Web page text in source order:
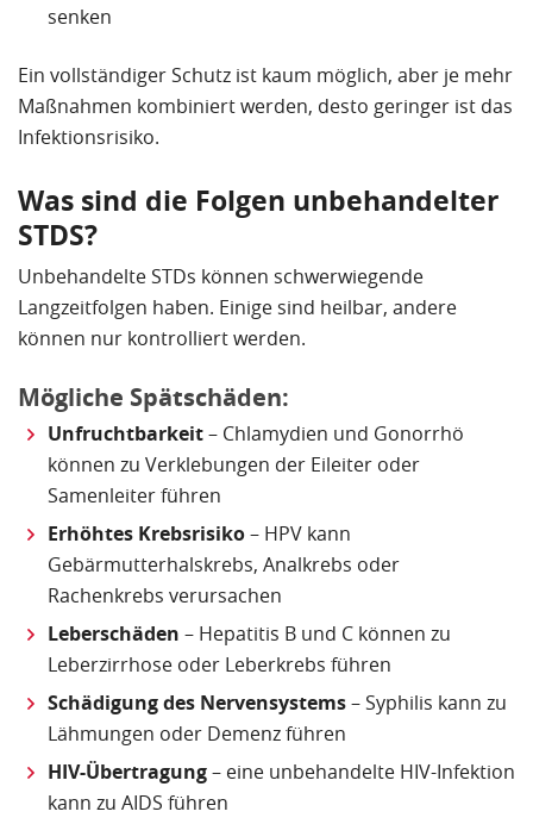
senken
Ein vollständiger Schutz ist kaum möglich, aber je mehr
Maßnahmen kombiniert werden, desto geringer ist das
Infektionsrisiko.
Was sind die Folgen unbehandelter
STDS?
Unbehandelte STDs können schwerwiegende
Langzeitfolgen haben. Einige sind heilbar, andere
können nur kontrolliert werden.
Mögliche Spätschäden:
Unfruchtbarkeit– Chlamydien und Gonorrhö
können zu Verklebungen der Eileiter oder
Samenleiter führen
Erhöhtes Krebsrisiko– HPV kann
Gebärmutterhalskrebs, Analkrebs oder
Rachenkrebs verursachen
Leberschäden – Hepatitis B und C können zu
Leberzirrhose oder Leberkrebs führen
Schädigung des Nervensystems– Syphilis kann zu
Lähmungen oder Demenz führen
HIV-Übertragung– eine unbehandelte HIV-Infektion
kann zu AIDS führen